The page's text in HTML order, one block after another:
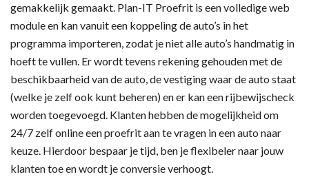
gemakkelijk gemaakt. Plan-IT Proefrit is een volledige web
module en kan vanuit een koppeling de auto’s in het
programma importeren, zodat je niet alle auto’s handmatig in
hoeft te vullen. Er wordt tevens rekening gehouden met de
beschikbaarheid van de auto, de vestiging waar de auto staat
(welke je zelf ook kunt beheren) en er kan een rijbewijscheck
worden toegevoegd. Klanten hebben de mogelijkheid om
24/7 zelf online een proefrit aan te vragen in een auto naar
keuze. Hierdoor bespaar je tijd, ben je flexibeler naar jouw
klanten toe en wordt je conversie verhoogt.